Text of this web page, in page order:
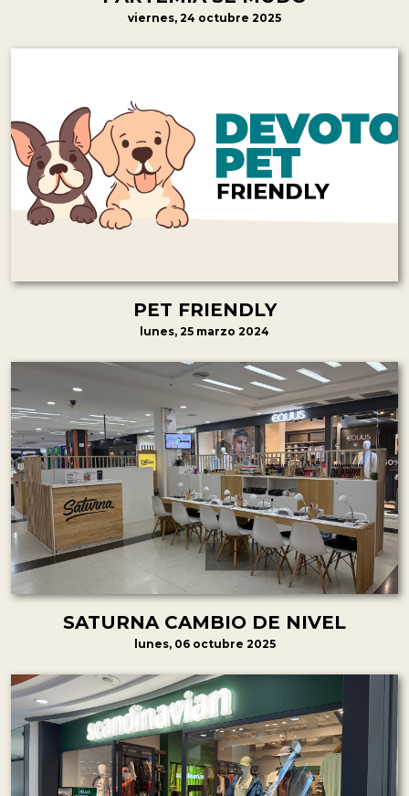
viernes, 24 octubre 2025
PET FRIENDLY
lunes, 25 marzo 2024
SATURNA CAMBIO DE NIVEL
lunes, 06 octubre 2025